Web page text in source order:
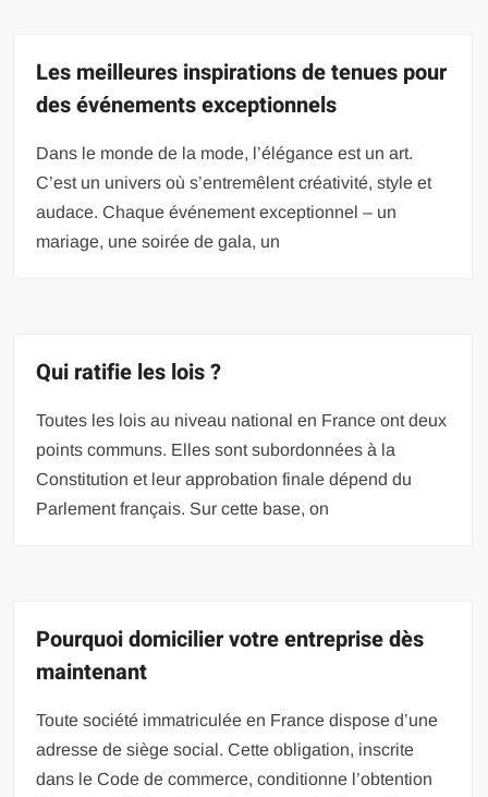
Les meilleures inspirations de tenues pour
des événements exceptionnels
Dans le monde de la mode, l’élégance est un art.
C’est un univers où s’entremêlent créativité, style et
audace. Chaque événement exceptionnel – un
mariage, une soirée de gala, un
Qui ratifie les lois ?
Toutes les lois au niveau national en France ont deux
points communs. Elles sont subordonnées à la
Constitution et leur approbation finale dépend du
Parlement français. Sur cette base, on
Pourquoi domicilier votre entreprise dès
maintenant
Toute société immatriculée en France dispose d’une
adresse de siège social. Cette obligation, inscrite
dans le Code de commerce, conditionne l’obtention